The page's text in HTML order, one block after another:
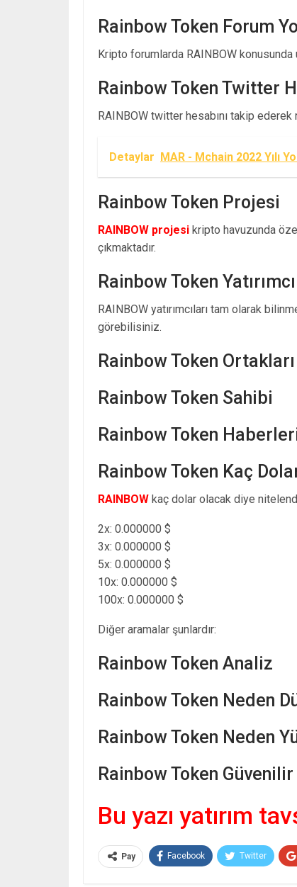
Rainbow Token Forum
Kripto forumlarda RAINBOW konusunda
Rainbow Token Twitter
RAINBOW twitter hesabını takip
Detaylar MAR - Mchain 2022 Yılı
Rainbow Token Projesi
RAINBOW projesi kripto havuzunda
çıkmaktadır.
Rainbow Token
RAINBOW yatırımcıları tam olarak
görebilisiniz.
Rainbow Token Ortakları
Rainbow Token Sahibi
Rainbow Token
Rainbow Token Kaç
RAINBOW kaç dolar olacak diye
2x: 0.000000 $
3x: 0.000000 $
5x: 0.000000 $
10x: 0.000000 $
100x: 0.000000 $
Diğer aramalar şunlardır:
Rainbow Token Analiz
Rainbow Token Neden
Rainbow Token Neden
Rainbow Token
Bu yazı yatırım
Pay Facebook Twitter